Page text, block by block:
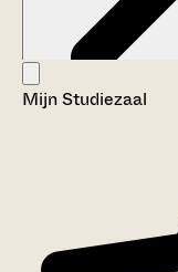
Aanwijzingen voor de
Mijn Studiezaal